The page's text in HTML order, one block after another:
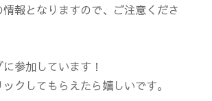
報となりますので、ご注意くださ
参加しています！
クしてもらえたら嬉しいです。